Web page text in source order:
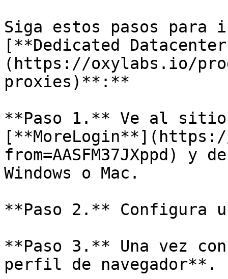
Siga estos pasos para
[**Dedicated
(https://oxylabs.io/
proxies)**:**
**Paso 1.** Ve al
[**MoreLogin**](https://
from=AASFM37JXppd)
Windows o Mac.
**Paso 2.** Configura
**Paso 3.** Una vez
perfil de navegador**.